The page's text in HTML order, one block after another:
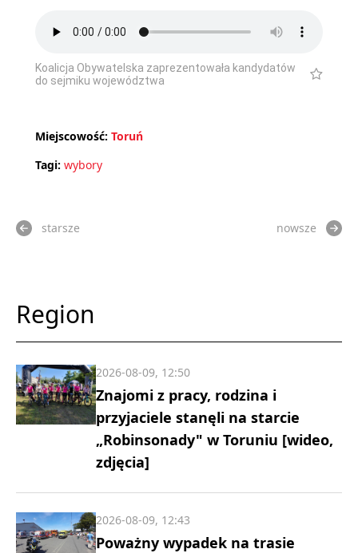
Koalicja Obywatelska zaprezentowała kandydatów
do sejmiku województwa
Miejscowość: Toruń
Tagi: wybory
starsze nowsze
Region
Znajomi z pracy, rodzina i
przyjaciele stanęli na starcie
„Robinsonady" w Toruniu [wideo,
zdjęcia]
2026-08-09, 12:50
Poważny wypadek na trasie
2026-08-09, 12:43